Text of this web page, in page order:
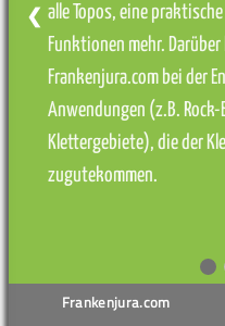
alle Topos, eine
Funktionen mehr.
Frankenjura.com bei der
Anwendungen (z.B.
Klettergebiete), die der
zugutekommen.
❮
Frankenjura.com